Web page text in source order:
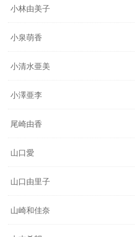
小林由美子
小泉萌香
小清水亜美
小澤亜李
尾崎由香
山口愛
山口由里子
山崎和佳奈